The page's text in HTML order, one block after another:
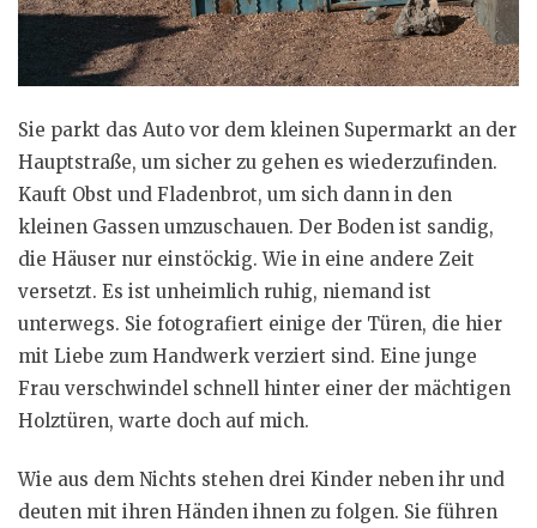
Sie parkt das Auto vor dem kleinen Supermarkt an der
Hauptstraße, um sicher zu gehen es wiederzufinden.
Kauft Obst und Fladenbrot, um sich dann in den
kleinen Gassen umzuschauen. Der Boden ist sandig,
die Häuser nur einstöckig. Wie in eine andere Zeit
versetzt. Es ist unheimlich ruhig, niemand ist
unterwegs. Sie fotografiert einige der Türen, die hier
mit Liebe zum Handwerk verziert sind. Eine junge
Frau verschwindel schnell hinter einer der mächtigen
Holztüren, warte doch auf mich.
Wie aus dem Nichts stehen drei Kinder neben ihr und
deuten mit ihren Händen ihnen zu folgen. Sie führen